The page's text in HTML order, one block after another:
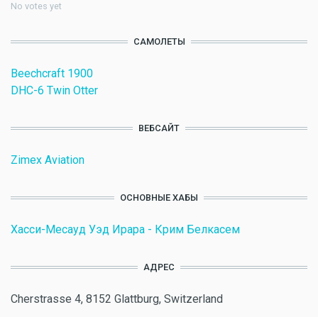
No votes yet
САМОЛЕТЫ
Beechcraft 1900
DHC-6 Twin Otter
ВЕБСАЙТ
Zimex Aviation
ОСНОВНЫЕ ХАБЫ
Хасси-Месауд Уэд Ирара - Крим Белкасем
АДРЕС
Cherstrasse 4, 8152 Glattburg, Switzerland